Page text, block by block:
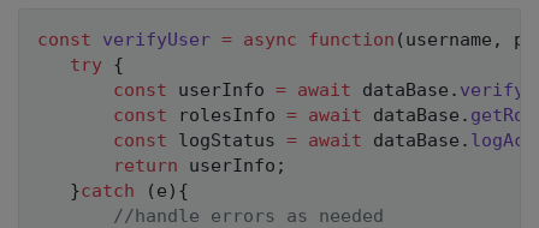
const verifyUser = async function ( username ,
try
{
const userInfo = await dataBase .
const rolesInfo = await dataBase .
const logStatus = await dataBase .
return userInfo ;
}catch ( e ) {
//handle errors as needed